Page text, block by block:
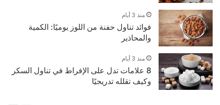
منذ 3 أيام
فوائد تناول حفنة من اللوز يوميًا: الكمية
والمحاذير
منذ 3 أيام
8 علامات تدل على الإفراط في تناول السكر
وكيف تقلله تدريجيًا